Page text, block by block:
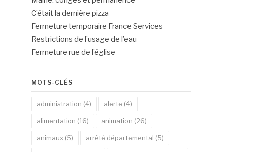
C’était la dernière pizza
Fermeture temporaire France Services
Restrictions de l’usage de l’eau
Fermeture rue de l’église
MOTS-CLÉS
administration (4) alerte (4)
alimentation (16) animation (26)
animaux(5) arrêté départemental (5)